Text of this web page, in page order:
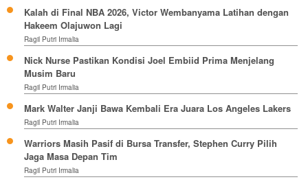
Kalah di Final NBA 2026, Victor Wembanyama Latihan dengan
Hakeem Olajuwon Lagi
Ragil Putri Irmalia
Nick Nurse Pastikan Kondisi Joel Embiid Prima Menjelang
Musim Baru
Ragil Putri Irmalia
Mark Walter Janji Bawa Kembali Era Juara Los Angeles Lakers
Ragil Putri Irmalia
Warriors Masih Pasif di Bursa Transfer, Stephen Curry Pilih
Jaga Masa Depan Tim
Ragil Putri Irmalia